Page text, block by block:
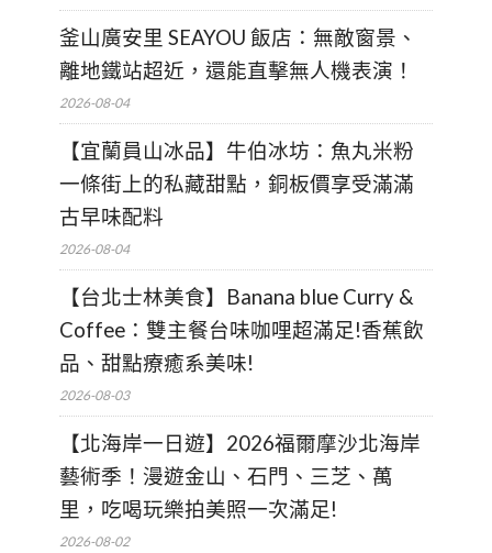
釜山廣安里 SEAYOU 飯店：無敵窗景、
離地鐵站超近，還能直擊無人機表演！
2026-08-04
【宜蘭員山冰品】牛伯冰坊：魚丸米粉
一條街上的私藏甜點，銅板價享受滿滿
古早味配料
2026-08-04
【台北士林美食】Banana blue Curry &
Coffee：雙主餐台味咖哩超滿足!香蕉飲
品、甜點療癒系美味!
2026-08-03
【北海岸一日遊】2026福爾摩沙北海岸
藝術季！漫遊金山、石門、三芝、萬
里，吃喝玩樂拍美照一次滿足!
2026-08-02